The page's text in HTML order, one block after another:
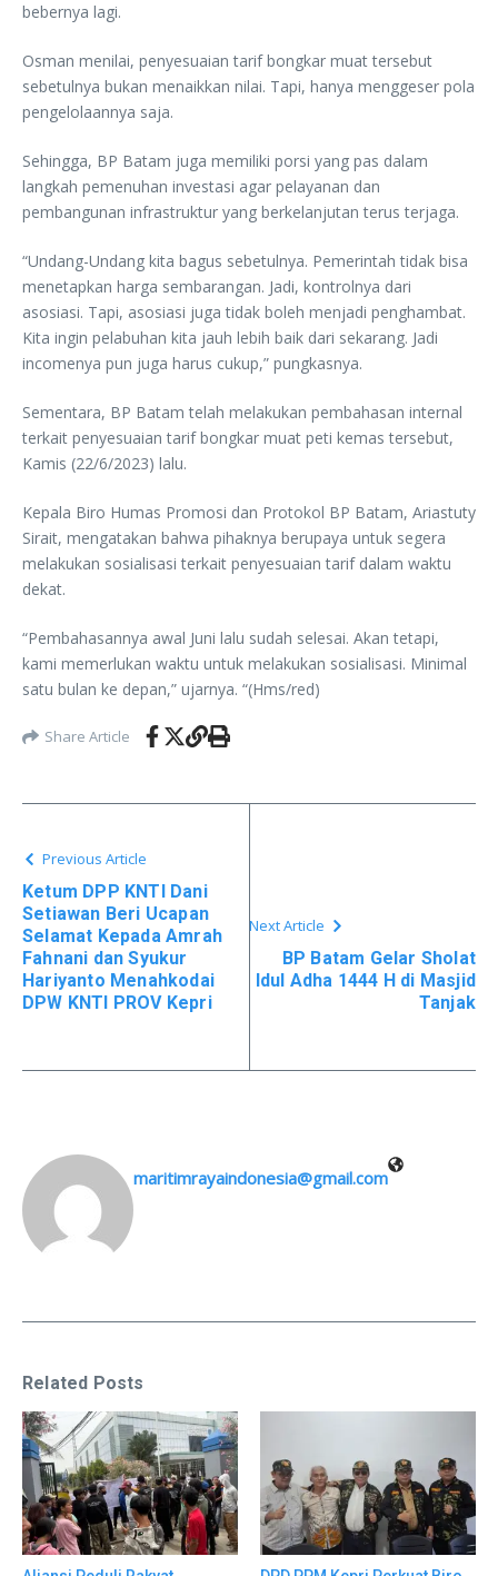
bebernya lagi.
Osman menilai, penyesuaian tarif bongkar muat tersebut
sebetulnya bukan menaikkan nilai. Tapi, hanya menggeser pola
pengelolaannya saja.
Sehingga, BP Batam juga memiliki porsi yang pas dalam
langkah pemenuhan investasi agar pelayanan dan
pembangunan infrastruktur yang berkelanjutan terus terjaga.
“Undang-Undang kita bagus sebetulnya. Pemerintah tidak bisa
menetapkan harga sembarangan. Jadi, kontrolnya dari
asosiasi. Tapi, asosiasi juga tidak boleh menjadi penghambat.
Kita ingin pelabuhan kita jauh lebih baik dari sekarang. Jadi
incomenya pun juga harus cukup,” pungkasnya.
Sementara, BP Batam telah melakukan pembahasan internal
terkait penyesuaian tarif bongkar muat peti kemas tersebut,
Kamis (22/6/2023) lalu.
Kepala Biro Humas Promosi dan Protokol BP Batam, Ariastuty
Sirait, mengatakan bahwa pihaknya berupaya untuk segera
melakukan sosialisasi terkait penyesuaian tarif dalam waktu
dekat.
“Pembahasannya awal Juni lalu sudah selesai. Akan tetapi,
kami memerlukan waktu untuk melakukan sosialisasi. Minimal
satu bulan ke depan,” ujarnya. “(Hms/red)
Share Article
Previous Article
Ketum DPP KNTI Dani
Setiawan Beri Ucapan
Selamat Kepada Amrah
Fahnani dan Syukur
Hariyanto Menahkodai
DPW KNTI PROV Kepri
Next Article
BP Batam Gelar Sholat
Idul Adha 1444 H di Masjid
Tanjak
maritimrayaindonesia@gmail.com
Related Posts